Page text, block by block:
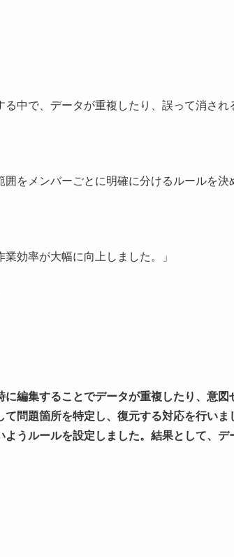
中で、データが重複したり、誤って消され
をメンバーごとに明確に分けるルールを決
効率が大幅に向上しました。」
に編集することでデータが重複したり、意図
問題箇所を特定し、復元する対応を行いま
うルールを設定しました。結果として、デ